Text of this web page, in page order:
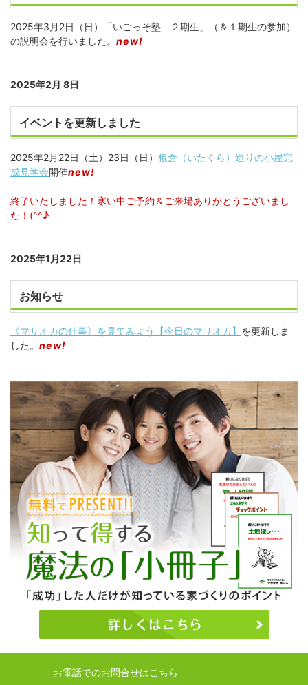
2025年3月2日（日）「いごっそ塾 ２期生」（＆１期生の参加）
の説明会を行いました。 new!
2025年2月 8日
イベントを更新しました
2025年2月22日（土）23日（日） 板倉（いたくら）造りの小屋完
成見学会開催new!
終了いたしました！寒い中ご予約＆ご来場ありがとうございまし
た！(^^♪
2025年1月22日
お知らせ
《マサオカの仕事》を見てみよう【今日のマサオカ】 を更新しま
した。 new!
お電話でのお問合せはこちら